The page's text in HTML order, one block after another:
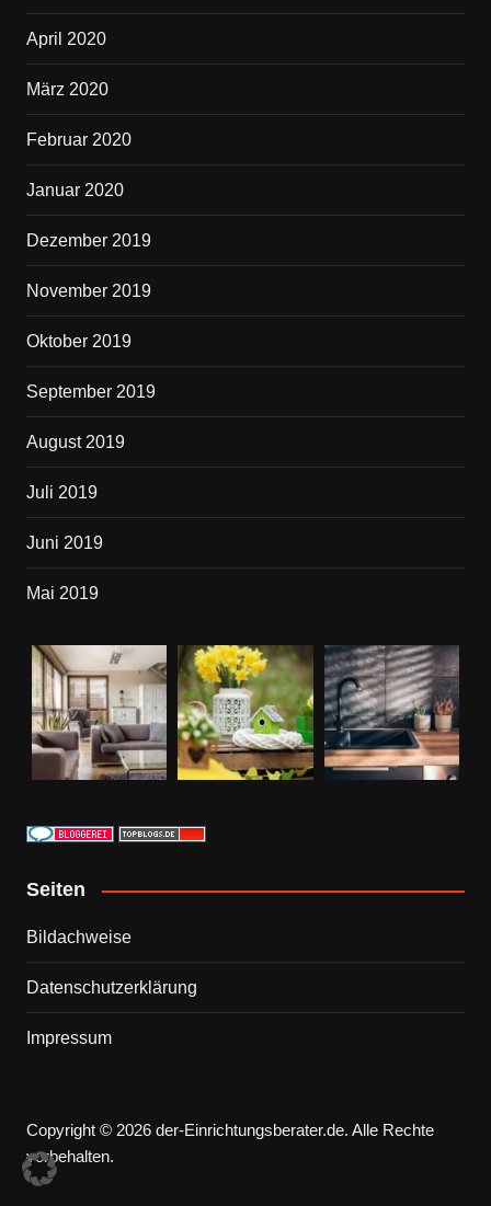
April 2020
März 2020
Februar 2020
Januar 2020
Dezember 2019
November 2019
Oktober 2019
September 2019
August 2019
Juli 2019
Juni 2019
Mai 2019
Seiten
Bildachweise
Datenschutzerklärung
Impressum
Copyright © 2026 der-Einrichtungsberater.de. Alle Rechte
vorbehalten.